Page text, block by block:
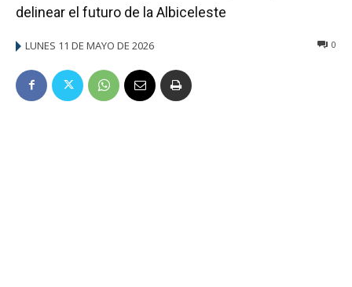
delinear el futuro de la Albiceleste
LUNES 11 DE MAYO DE 2026 0